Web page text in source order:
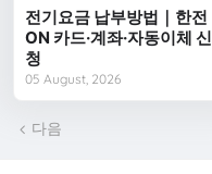
전기요금 납부방법｜한전
ON 카드·계좌·자동이체 신
청
05 August, 2026
다음